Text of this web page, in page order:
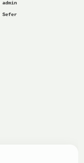
admin
Sefer